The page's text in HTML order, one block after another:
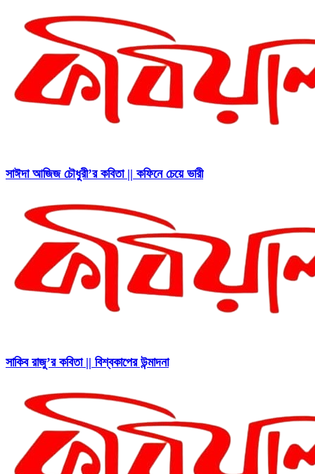
সাঈদা আজিজ চৌধুরী’র কবিতা || কফিনে চেয়ে ভারী
সাকিব রাজু’র কবিতা || বিশ্বকাপের উন্মাদনা